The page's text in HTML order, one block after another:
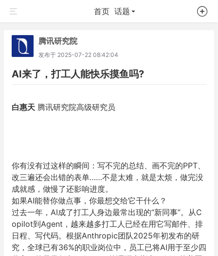
首页 话题
腾讯研究院
发布于 2025-07-22 08:42:04
AI来了，打工人能快乐摸鱼吗?
白惠天 腾讯研究院高级研究员
你有没有过这样的瞬间：写不完的总结、画不完的PPT、
改三遍还会出错的表单……不是太难，就是太烦，做完没
成就感，做慢了还影响进度。
如果AI能替你做点事，你最想交给它干什么？
过去一年，AI成了打工人身边最常出现的“新同事”。从C
opilot到Agent，越来越多打工人已经在用它写邮件、排
日程、写代码。根据Anthropic团队2025年初发布的研
究，全球已有36%的职业岗位中，员工已将AI用于至少四